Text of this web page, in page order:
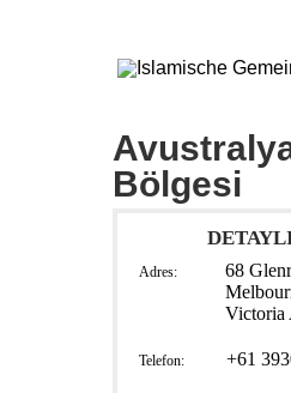
Bölgesi
Adres:
68
Victoria
Telefon: +61